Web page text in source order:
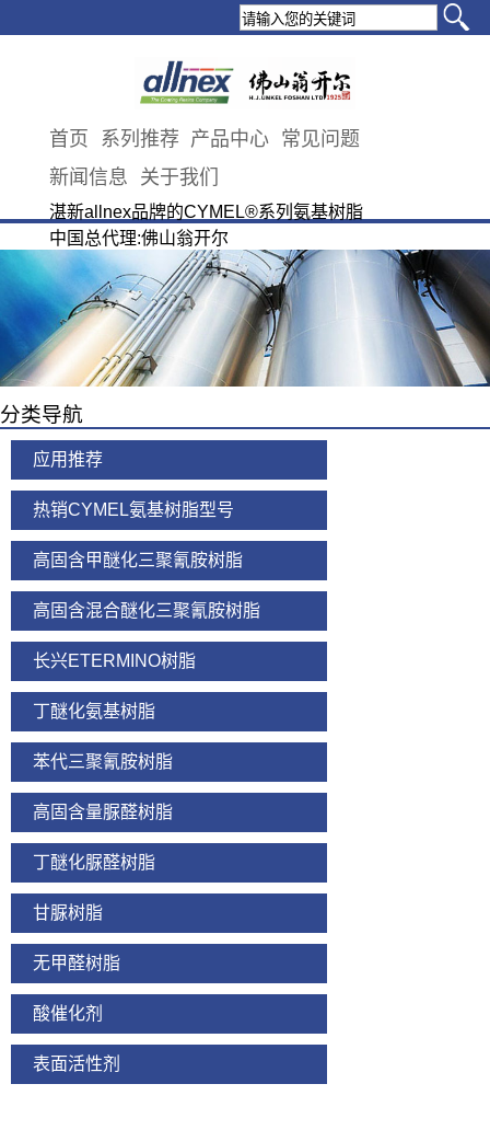
首页 系列推荐 产品中心 常见问题
新闻信息
关于我们
湛新allnex品牌的CYMEL®系列氨基树脂
中国总代理:佛山翁开尔
分类导航
应用推荐
热销CYMEL氨基树脂型号
高固含甲醚化三聚氰胺树脂
高固含混合醚化三聚氰胺树脂
长兴ETERMINO树脂
丁醚化氨基树脂
苯代三聚氰胺树脂
高固含量脲醛树脂
丁醚化脲醛树脂
甘脲树脂
无甲醛树脂
酸催化剂
表面活性剂